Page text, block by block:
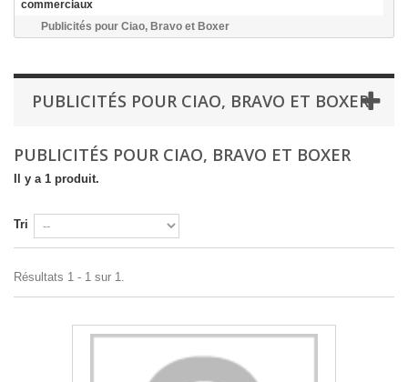
commerciaux
Publicités pour Ciao, Bravo et Boxer
PUBLICITÉS POUR CIAO, BRAVO ET BOXER
PUBLICITÉS POUR CIAO, BRAVO ET BOXER
Il y a 1 produit.
Tri
Résultats 1 - 1 sur 1.